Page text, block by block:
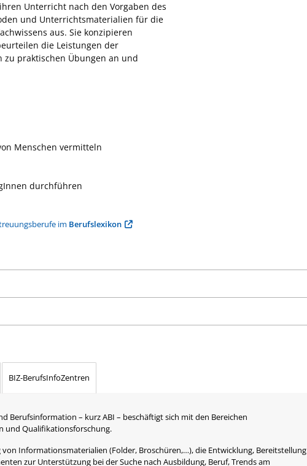
Unterricht nach den Vorgaben des
und Unterrichtsmaterialien für die
aus. Sie konzipieren
die Leistungen der
zu praktischen Übungen an und
Menschen vermitteln
durchführen
im Berufslexikon
BIZ-BerufsInfoZentren
Berufsinformation – kurz ABI – beschäftigt sich mit den Bereichen
und Qualifikationsforschung.
Informationsmaterialien (Folder, Broschüren,…), die Entwicklung, Bereitstellung
zur Unterstützung bei der Suche nach Ausbildung, Beruf, Trends am